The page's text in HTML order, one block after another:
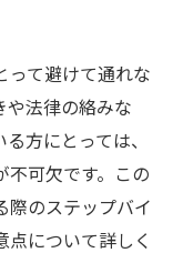
って避けて通れな
や法律の絡みな
方にとっては、
不可欠です。この
際のステップバイ
点について詳しく